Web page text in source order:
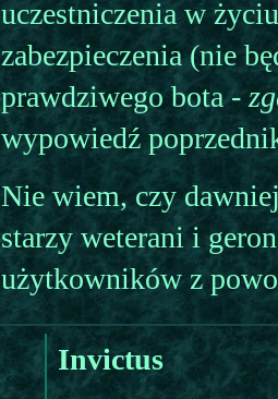
uczestniczenia w
zabezpieczenia (nie
prawdziwego bota -
wypowiedź
Nie wiem, czy
starzy weterani i
użytkowników z
Invictus